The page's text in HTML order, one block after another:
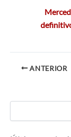
ANTERIOR